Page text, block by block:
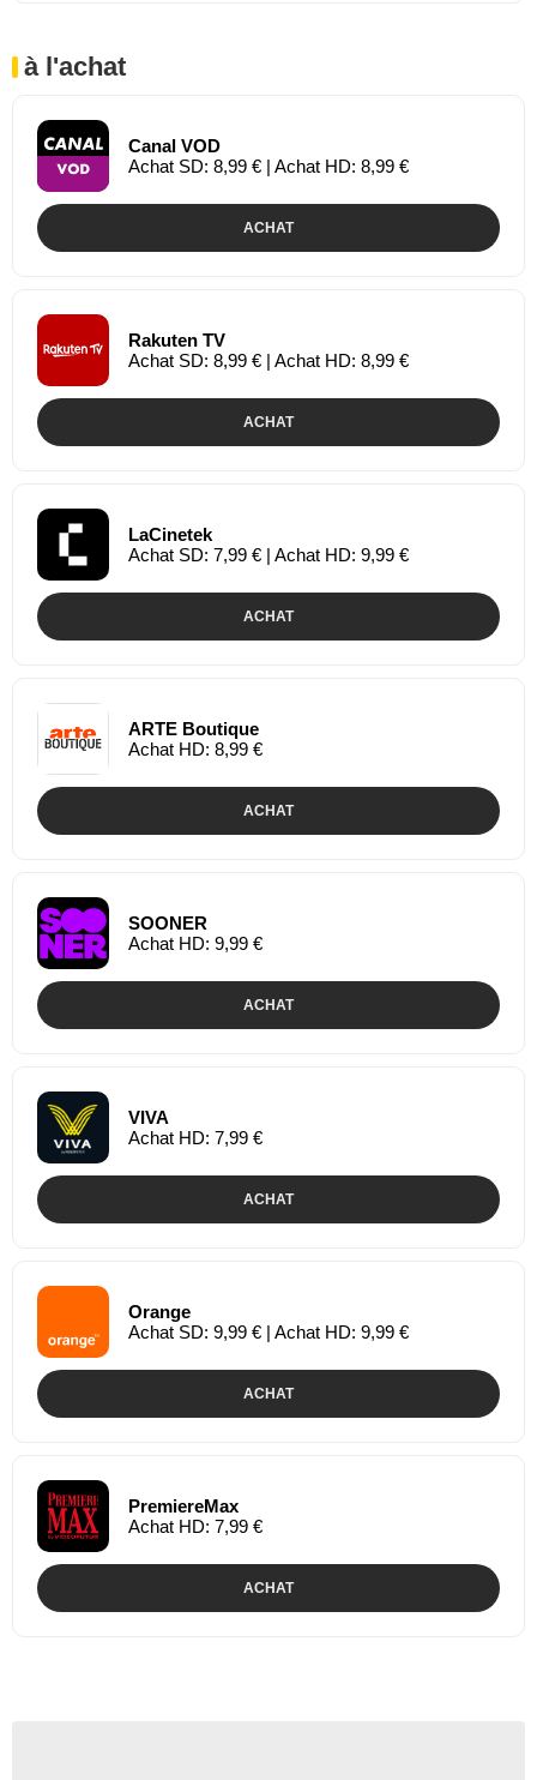
à l'achat
Canal VOD
Achat SD: 8,99 € | Achat HD: 8,99 €
ACHAT
Rakuten TV
Achat SD: 8,99 € | Achat HD: 8,99 €
ACHAT
LaCinetek
Achat SD: 7,99 € | Achat HD: 9,99 €
ACHAT
ARTE Boutique
Achat HD: 8,99 €
ACHAT
SOONER
Achat HD: 9,99 €
ACHAT
VIVA
Achat HD: 7,99 €
ACHAT
Orange
Achat SD: 9,99 € | Achat HD: 9,99 €
ACHAT
PremiereMax
Achat HD: 7,99 €
ACHAT